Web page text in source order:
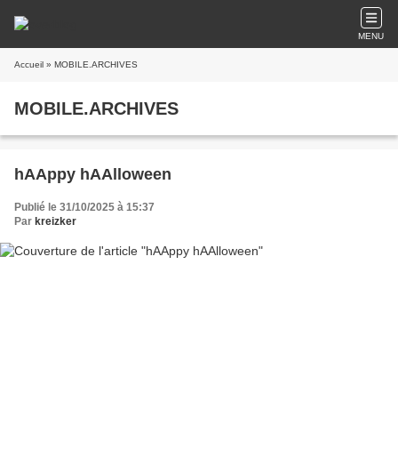
MENU
Accueil » MOBILE.ARCHIVES
MOBILE.ARCHIVES
hAAppy hAAlloween
Publié le 31/10/2025 à 15:37
Par kreizker